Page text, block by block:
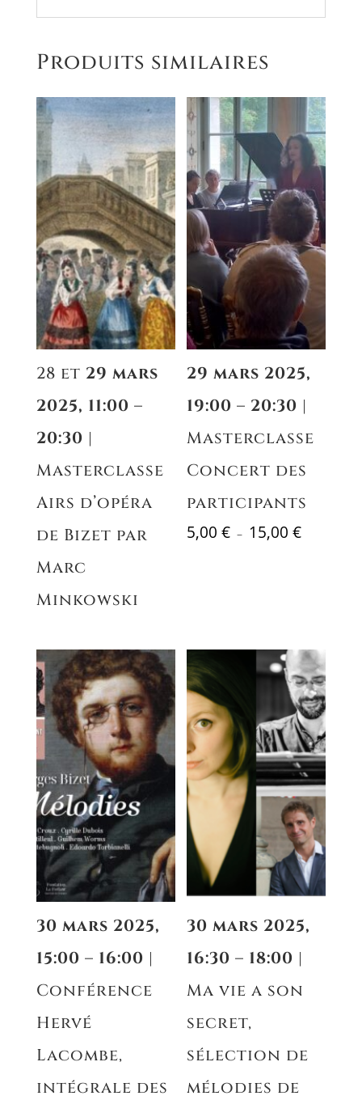
Produits similaires
28 et 29 mars
2025, 11:00 –
20:30 |
Masterclasse
Airs d’opéra
de Bizet par
Marc
Minkowski
29 mars 2025,
19:00 – 20:30 |
Masterclasse
Concert des
participants
5,00€ – 15,00€Plage
30 mars 2025,
15:00 – 16:00 |
Conférence
Hervé
Lacombe,
intégrale des
30 mars 2025,
16:30 – 18:00 |
Ma vie a son
secret,
sélection de
mélodies de